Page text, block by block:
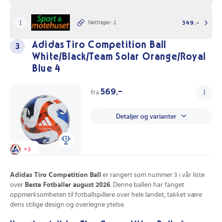
Se beste pris påAdidas Trionda Treningsball FIFA World Cup
2026 Størrelse 5her på Prisradar.no!
Nettlager: 2 349,-
3
Adidas Tiro Competition Ball
White/Black/Team Solar Orange/Royal
Blue 4
+3
fra 569,-
Detaljer og varianter
Adidas Tiro Competition Ball
er rangert som nummer 3 i vår liste
over Beste Fotballer august 2026. Denne ballen har fanget
oppmerksomheten til fotballspillere over hele landet, takket være
dens stilige design og overlegne ytelse.